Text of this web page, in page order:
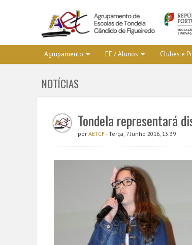
Agrupamento EE / Alunos Clubes e
NOTÍCIAS
Tondela representará
por AETCF- Terça, 7 Junho 2016, 13:39